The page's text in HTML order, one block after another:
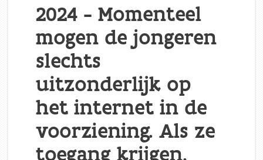
2024 - Momenteel
mogen de jongeren
slechts
uitzonderlijk op
het internet in de
voorziening. Als ze